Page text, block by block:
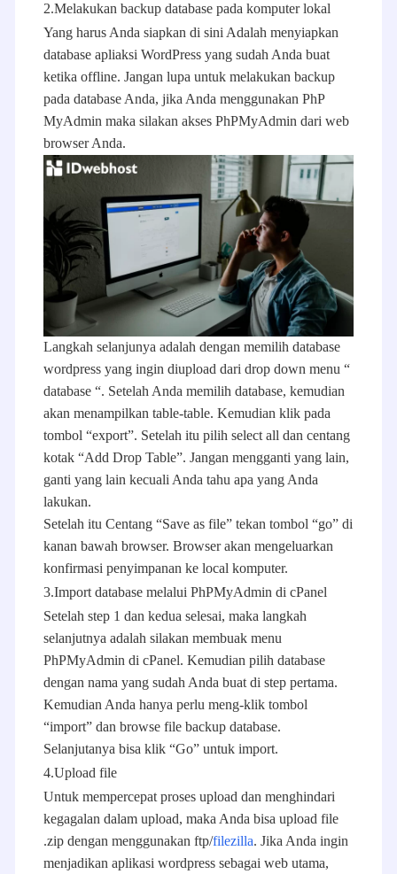
2.Melakukan backup database pada komputer lokal
Yang harus Anda siapkan di sini Adalah menyiapkan
database apliaksi WordPress yang sudah Anda buat
ketika offline. Jangan lupa untuk melakukan backup
pada database Anda, jika Anda menggunakan PhP
MyAdmin maka silakan akses PhPMyAdmin dari web
browser Anda.
Langkah selanjunya adalah dengan memilih database
wordpress yang ingin diupload dari drop down menu “
database “. Setelah Anda memilih database, kemudian
akan menampilkan table-table. Kemudian klik pada
tombol “export”. Setelah itu pilih select all dan centang
kotak “Add Drop Table”. Jangan mengganti yang lain,
ganti yang lain kecuali Anda tahu apa yang Anda
lakukan.
Setelah itu Centang “Save as file” tekan tombol “go” di
kanan bawah browser. Browser akan mengeluarkan
konfirmasi penyimpanan ke local komputer.
3.Import database melalui PhPMyAdmin di cPanel
Setelah step 1 dan kedua selesai, maka langkah
selanjutnya adalah silakan membuak menu
PhPMyAdmin di cPanel. Kemudian pilih database
dengan nama yang sudah Anda buat di step pertama.
Kemudian Anda hanya perlu meng-klik tombol
“import” dan browse file backup database.
Selanjutanya bisa klik “Go” untuk import.
4.Upload file
Untuk mempercepat proses upload dan menghindari
kegagalan dalam upload, maka Anda bisa upload file
.zip dengan menggunakan ftp/filezilla. Jika Anda ingin
menjadikan aplikasi wordpress sebagai web utama,